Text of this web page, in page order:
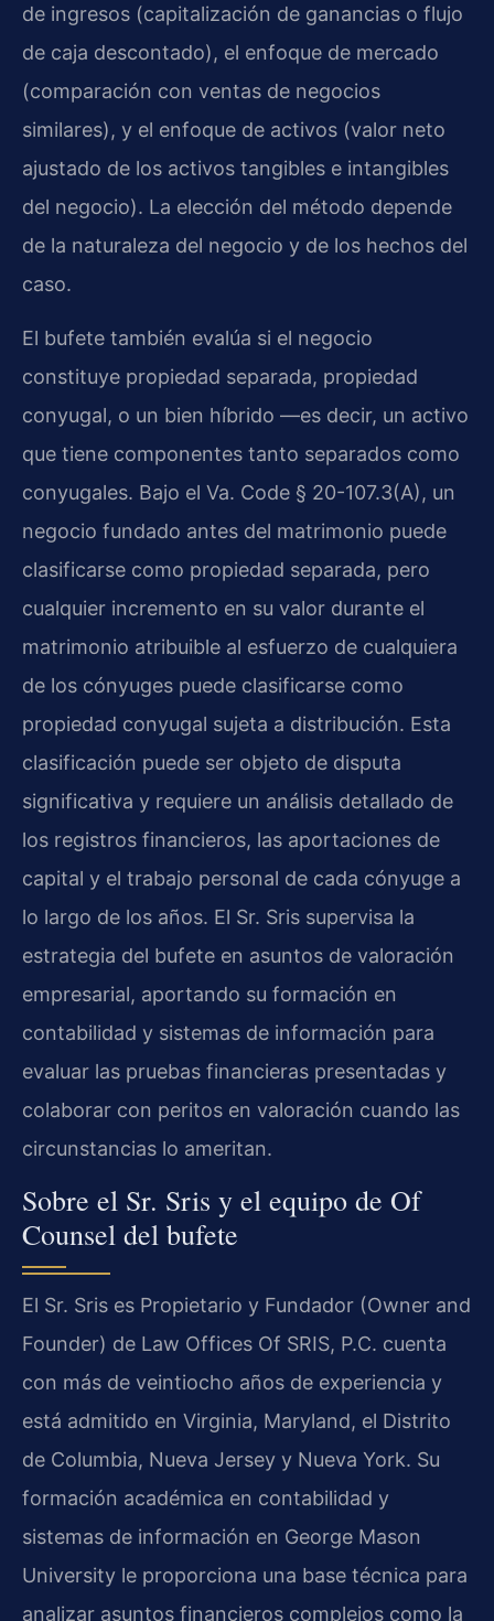
de ingresos (capitalización de ganancias o flujo
de caja descontado), el enfoque de mercado
(comparación con ventas de negocios
similares), y el enfoque de activos (valor neto
ajustado de los activos tangibles e intangibles
del negocio). La elección del método depende
de la naturaleza del negocio y de los hechos del
caso.
El bufete también evalúa si el negocio
constituye propiedad separada, propiedad
conyugal, o un bien híbrido —es decir, un activo
que tiene componentes tanto separados como
conyugales. Bajo el Va. Code § 20-107.3(A), un
negocio fundado antes del matrimonio puede
clasificarse como propiedad separada, pero
cualquier incremento en su valor durante el
matrimonio atribuible al esfuerzo de cualquiera
de los cónyuges puede clasificarse como
propiedad conyugal sujeta a distribución. Esta
clasificación puede ser objeto de disputa
significativa y requiere un análisis detallado de
los registros financieros, las aportaciones de
capital y el trabajo personal de cada cónyuge a
lo largo de los años. El Sr. Sris supervisa la
estrategia del bufete en asuntos de valoración
empresarial, aportando su formación en
contabilidad y sistemas de información para
evaluar las pruebas financieras presentadas y
colaborar con peritos en valoración cuando las
circunstancias lo ameritan.
Sobre el Sr. Sris y el equipo de Of
Counsel del bufete
El Sr. Sris es Propietario y Fundador (Owner and
Founder) de Law Offices Of SRIS, P.C. cuenta
con más de veintiocho años de experiencia y
está admitido en Virginia, Maryland, el Distrito
de Columbia, Nueva Jersey y Nueva York. Su
formación académica en contabilidad y
sistemas de información en George Mason
University le proporciona una base técnica para
analizar asuntos financieros complejos como la